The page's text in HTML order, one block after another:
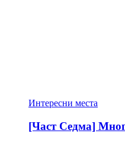
Интересни места
[Част Седма]